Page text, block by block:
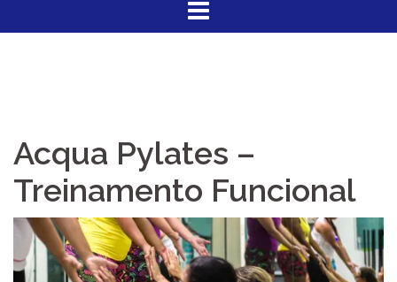
Acqua Pylates –
Treinamento Funcional